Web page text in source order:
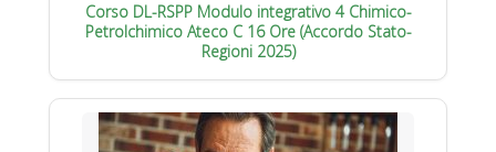
Corso DL-RSPP Modulo integrativo 4 Chimico-
Petrolchimico Ateco C 16 Ore (Accordo Stato-
Regioni 2025)